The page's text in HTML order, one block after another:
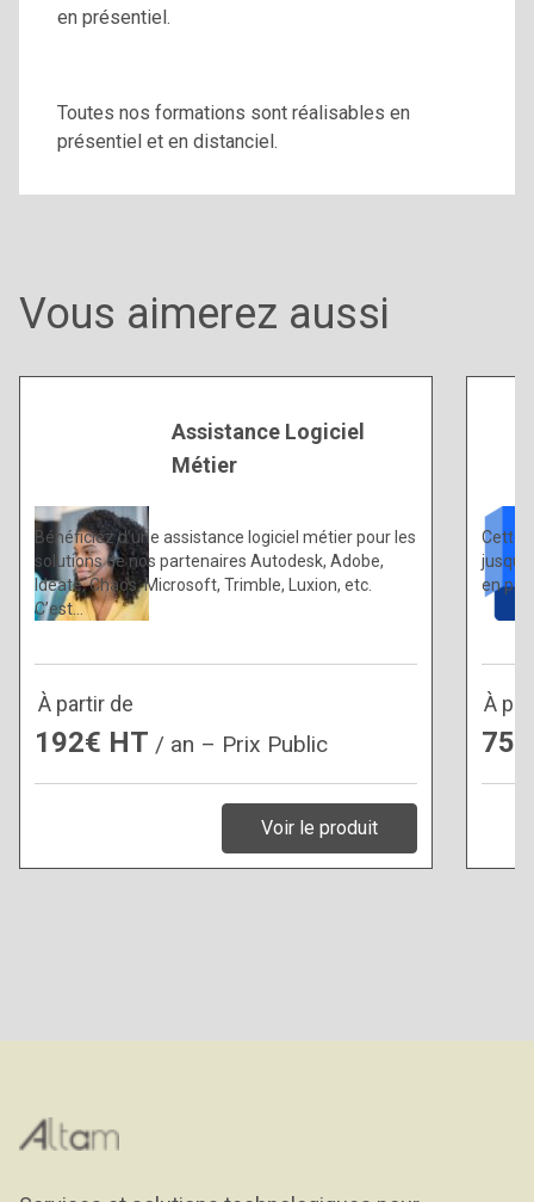
en présentiel.
Toutes nos formations sont réalisables en
présentiel et en distanciel.
Vous aimerez aussi
Assistance Logiciel
Métier
Bénéficiez d’une assistance logiciel métier pour les
solutions de nos partenaires Autodesk, Adobe,
Ideate, Chaos, Microsoft, Trimble, Luxion, etc.
C’est…
À partir de
192€ HT / an – Prix Public
Voir le produit
Cette
en
À